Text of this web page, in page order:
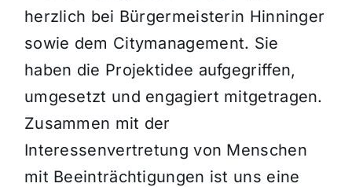
herzlich bei Bürgermeisterin Hinninger
sowie dem Citymanagement. Sie
haben die Projektidee aufgegriffen,
umgesetzt und engagiert mitgetragen.
Zusammen mit der
Interessenvertretung von Menschen
mit Beeinträchtigungen ist uns eine